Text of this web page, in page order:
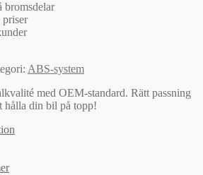
bromsdelar
priser
ABS-system
med OEM-standard. Rätt passning
hålla din bil på topp!